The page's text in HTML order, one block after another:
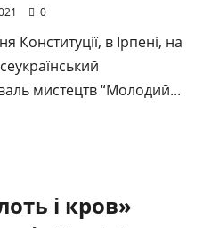
0
Конституції, в Ірпені, на
мистецтв “Молодий...
і кров»